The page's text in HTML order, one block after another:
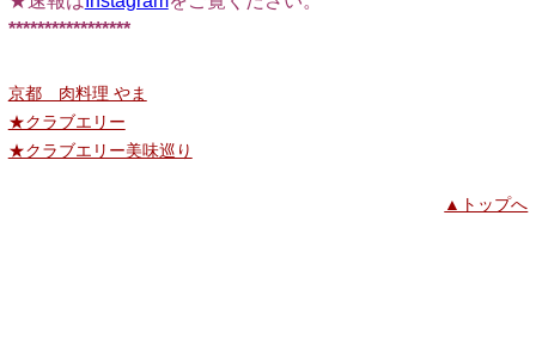
*****************
京都 肉料理 やま
★クラブエリー
★クラブエリー美味巡り
▲トップへ